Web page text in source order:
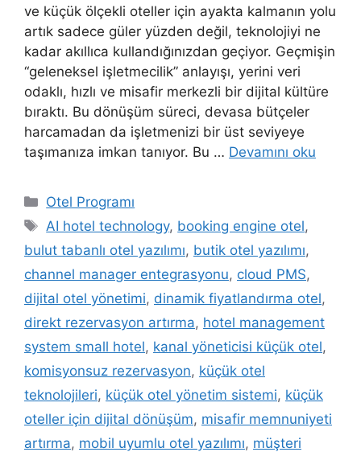
ve küçük ölçekli oteller için ayakta kalmanın yolu
artık sadece güler yüzden değil, teknolojiyi ne
kadar akıllıca kullandığınızdan geçiyor. Geçmişin
“geleneksel işletmecilik” anlayışı, yerini veri
odaklı, hızlı ve misafir merkezli bir dijital kültüre
bıraktı. Bu dönüşüm süreci, devasa bütçeler
harcamadan da işletmenizi bir üst seviyeye
taşımanıza imkan tanıyor. Bu … Devamını oku
Kategoriler
Otel Programı
Etiketler
AI hotel technology, booking engine otel,
bulut tabanlı otel yazılımı, butik otel yazılımı,
channel manager entegrasyonu, cloud PMS,
dijital otel yönetimi, dinamik fiyatlandırma otel,
direkt rezervasyon artırma, hotel management
system small hotel, kanal yöneticisi küçük otel,
komisyonsuz rezervasyon, küçük otel
teknolojileri, küçük otel yönetim sistemi, küçük
oteller için dijital dönüşüm, misafir memnuniyeti
artırma, mobil uyumlu otel yazılımı, müşteri